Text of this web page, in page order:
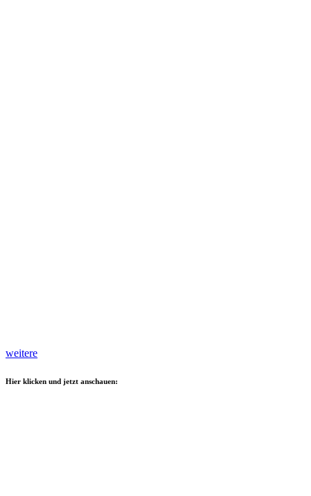
weitere
Hier klicken und jetzt anschauen: